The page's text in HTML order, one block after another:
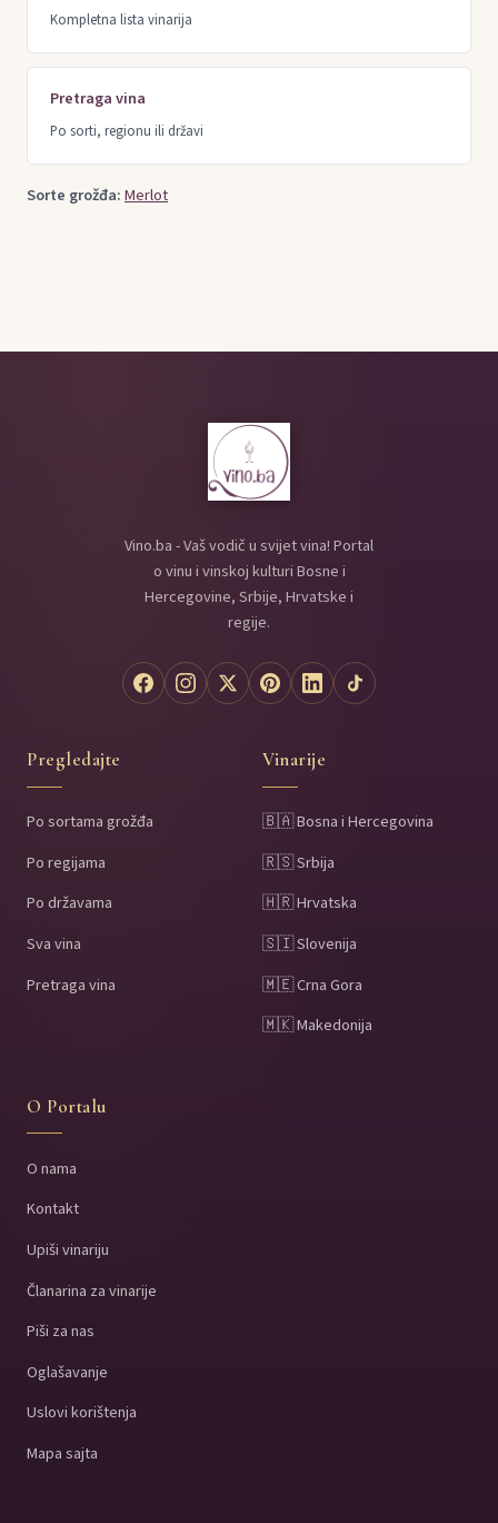
Kompletna lista vinarija
Pretraga vina
Po sorti, regionu ili državi
Sorte grožđa:Merlot
Vino.ba - Vaš vodič u svijet vina! Portal
o vinu i vinskoj kulturi Bosne i
Hercegovine, Srbije, Hrvatske i
regije.
Pregledajte
Po sortama grožđa
Po regijama
Po državama
Sva vina
Pretraga vina
Vinarije
🇧🇦 Bosna i Hercegovina
🇷🇸 Srbija
🇭🇷 Hrvatska
🇸🇮 Slovenija
🇲🇪 Crna Gora
🇲🇰 Makedonija
O Portalu
O nama
Kontakt
Upiši vinariju
Članarina za vinarije
Piši za nas
Oglašavanje
Uslovi korištenja
Mapa sajta